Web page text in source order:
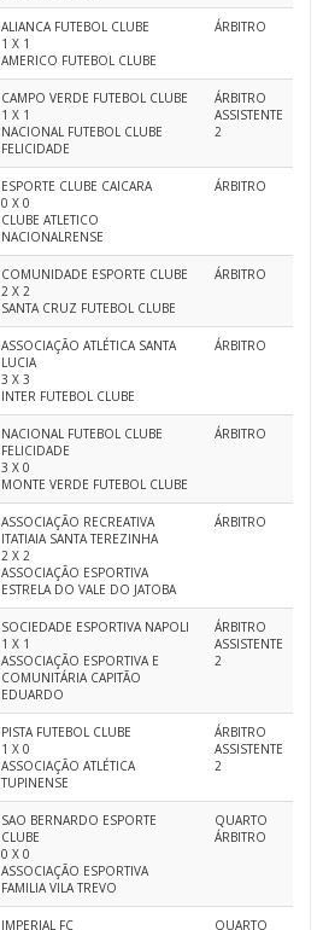
ALIANCA FUTEBOL CLUBE
1 X 1
AMERICO FUTEBOL CLUBE
ÁRBITRO
CAMPO VERDE FUTEBOL CLUBE
1 X 1
NACIONAL FUTEBOL CLUBE
FELICIDADE
ÁRBITRO
ASSISTENTE
2
ESPORTE CLUBE CAICARA
0 X 0
CLUBE ATLETICO
NACIONALRENSE
ÁRBITRO
COMUNIDADE ESPORTE CLUBE
2 X 2
SANTA CRUZ FUTEBOL CLUBE
ÁRBITRO
ASSOCIAÇÃO ATLÉTICA SANTA
LUCIA
3 X 3
INTER FUTEBOL CLUBE
ÁRBITRO
NACIONAL FUTEBOL CLUBE
FELICIDADE
3 X 0
MONTE VERDE FUTEBOL CLUBE
ÁRBITRO
ASSOCIAÇÃO RECREATIVA
ITATIAIA SANTA TEREZINHA
2 X 2
ASSOCIAÇÃO ESPORTIVA
ESTRELA DO VALE DO JATOBA
ÁRBITRO
SOCIEDADE ESPORTIVA NAPOLI
1 X 1
ASSOCIAÇÃO ESPORTIVA E
COMUNITÁRIA CAPITÃO
EDUARDO
ÁRBITRO
ASSISTENTE
2
PISTA FUTEBOL CLUBE
1 X 0
ASSOCIAÇÃO ATLÉTICA
TUPINENSE
ÁRBITRO
ASSISTENTE
2
SAO BERNARDO ESPORTE
CLUBE
0 X 0
ASSOCIAÇÃO ESPORTIVA
FAMILIA VILA TREVO
QUARTO
ÁRBITRO
IMPERIAL FC QUARTO